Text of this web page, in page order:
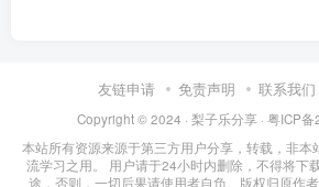
友链申请 免责声明 联系我们
Copyright © 2024 · 梨子乐分享· 粤ICP
本站所有资源来源于第三方用户分享，转载，非本
流学习之用。 用户请于24小时内删除，不得将下
途，否则，一切后果请使用者自负。版权归原作